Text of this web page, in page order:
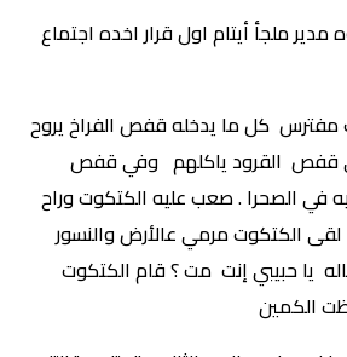
ملجأ أيتام اول قرار اخده اجتماع
كل ما يدخله قفص الفراخ يروح
قفص القرود ياكلهم وفي قفص
في الصحرا . صعب عليه الكتكوت وراح
الكتكوت مرمي عالأرض والنسور
يا حبيبي إنت مت ؟ قام الكتكوت
الكمين